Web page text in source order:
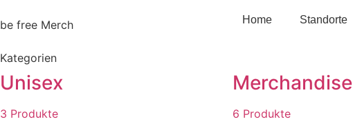
Home Standorte
be free Merch
Kategorien
Unisex
3 Produkte
Merchandise
6 Produkte